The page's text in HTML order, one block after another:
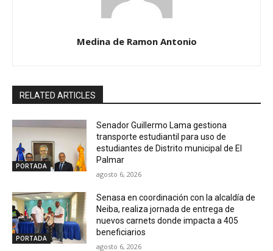
Medina de Ramon Antonio
RELATED ARTICLES
PORTADA
Senador Guillermo Lama gestiona
transporte estudiantil para uso de
estudiantes de Distrito municipal de El
Palmar
agosto 6, 2026
PORTADA
Senasa en coordinación con la alcaldía de
Neiba, realiza jornada de entrega de
nuevos carnets donde impacta a 405
beneficiarios
agosto 6, 2026